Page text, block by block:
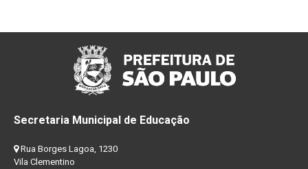
Secretaria Municipal de Educação
Rua Borges Lagoa, 1230
Vila Clementino